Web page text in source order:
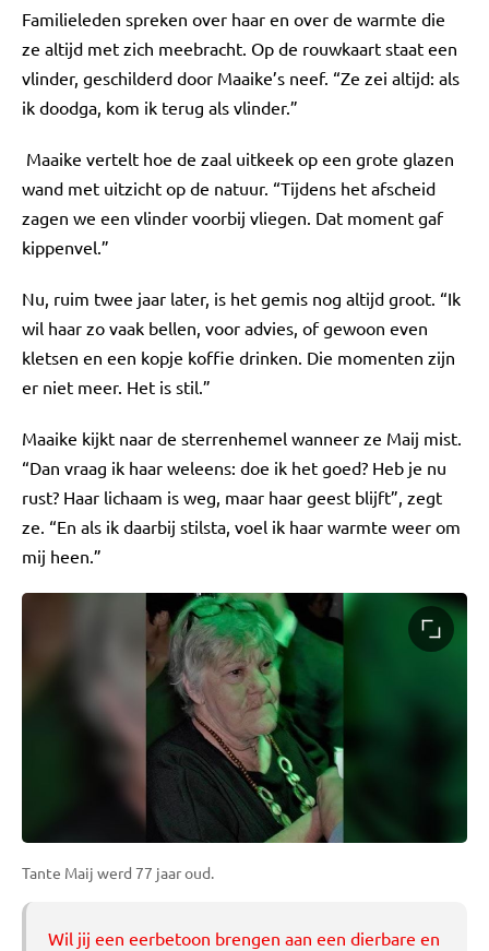
Familieleden spreken over haar en over de warmte die
ze altijd met zich meebracht. Op de rouwkaart staat een
vlinder, geschilderd door Maaike’s neef. “Ze zei altijd: als
ik doodga, kom ik terug als vlinder.”
Maaike vertelt hoe de zaal uitkeek op een grote glazen
wand met uitzicht op de natuur. “Tijdens het afscheid
zagen we een vlinder voorbij vliegen. Dat moment gaf
kippenvel.”
Nu, ruim twee jaar later, is het gemis nog altijd groot. “Ik
wil haar zo vaak bellen, voor advies, of gewoon even
kletsen en een kopje koffie drinken. Die momenten zijn
er niet meer. Het is stil.”
Maaike kijkt naar de sterrenhemel wanneer ze Maij mist.
“Dan vraag ik haar weleens: doe ik het goed? Heb je nu
rust? Haar lichaam is weg, maar haar geest blijft”, zegt
ze. “En als ik daarbij stilsta, voel ik haar warmte weer om
mij heen.”
Tante Maij werd 77 jaar oud.
Wil jij een eerbetoon brengen aan een dierbare en